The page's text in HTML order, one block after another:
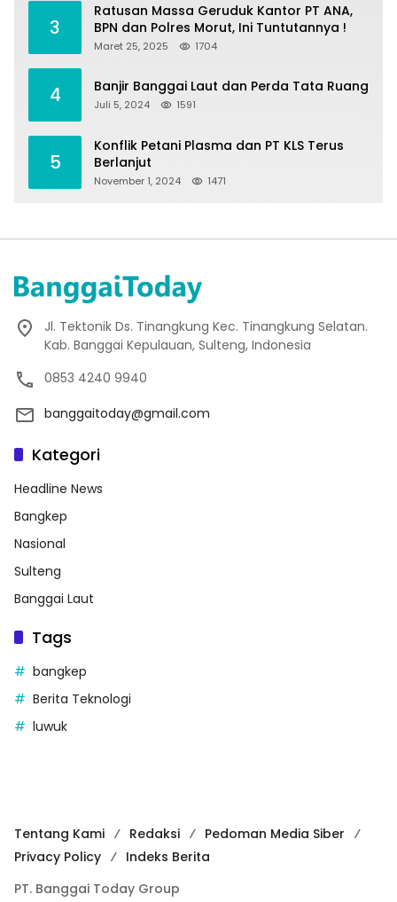
3
Ratusan Massa Geruduk Kantor PT ANA,
BPN dan Polres Morut, Ini Tuntutannya !
Maret 25, 2025 1704
4 Banjir Banggai Laut dan Perda Tata Ruang
Juli 5, 2024 1591
5
Konflik Petani Plasma dan PT KLS Terus
Berlanjut
November 1, 2024 1471
Jl. Tektonik Ds. Tinangkung Kec. Tinangkung Selatan.
Kab. Banggai Kepulauan, Sulteng, Indonesia
0853 4240 9940
banggaitoday@gmail.com
Kategori
Headline News
Bangkep
Nasional
Sulteng
Banggai Laut
Tags
bangkep
Berita Teknologi
luwuk
Tentang Kami Redaksi
Pedoman Media Siber
Privacy Policy
Indeks Berita
PT. Banggai Today Group